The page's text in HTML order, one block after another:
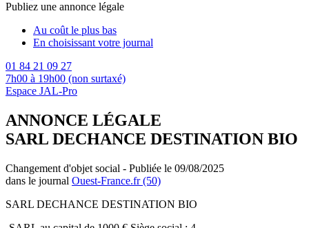
Publiez une annonce légale
Au coût le plus bas
En choisissant votre journal
01 84 21 09 27
7h00 à 19h00 (non surtaxé)
Espace JAL-Pro
ANNONCE LÉGALE
SARL DECHANCE DESTINATION BIO
Changement d'objet social - Publiée le 09/08/2025
dans le journal Ouest-France.fr (50)
SARL DECHANCE DESTINATION BIO